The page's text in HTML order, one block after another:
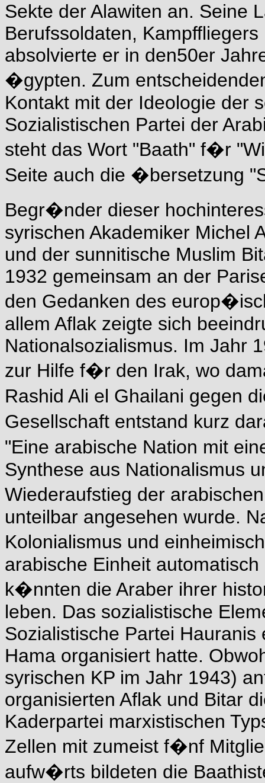
Sekte der Alawiten an. Seine
Berufssoldaten,
absolvierte er in den50er
�gypten. Zum
Kontakt mit der Ideologie der
Sozialistischen Partei der
steht das Wort "Baath" f�r
Seite auch die �bersetzung
Begr�nder dieser
syrischen Akademiker Michel
und der sunnitische Muslim
1932 gemeinsam an der
den Gedanken des
allem Aflak zeigte sich
Nationalsozialismus. Im Jahr
zur Hilfe f�r den Irak, wo
Rashid Ali el Ghailani gegen
Gesellschaft entstand kurz
"Eine arabische Nation mit
Synthese aus Nationalismus
Wiederaufstieg der
unteilbar angesehen wurde.
Kolonialismus und
arabische Einheit
k�nnten die Araber ihrer
leben. Das sozialistische
Sozialistische Partei
Hama organisiert hatte.
syrischen KP im Jahr 1943)
organisierten Aflak und Bitar
Kaderpartei marxistischen
Zellen mit zumeist f�nf
aufw�rts bildeten die